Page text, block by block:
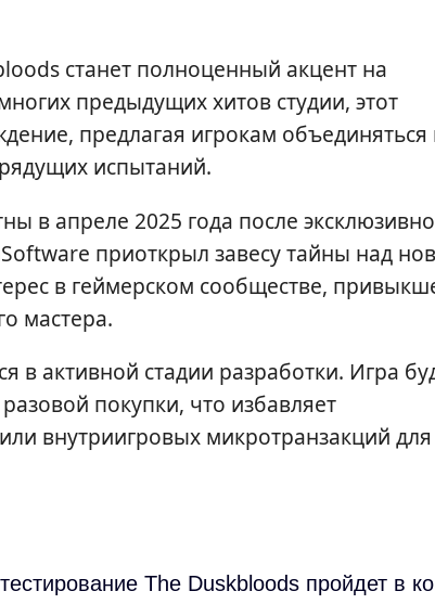
станет полноценный акцент на
предыдущих хитов студии, этот
предлагая игрокам объединяться
испытаний.
в апреле 2025 года после
приоткрыл завесу тайны над
в геймерском сообществе,
мастера.
в активной стадии разработки. Игра
покупки, что избавляет
внутриигровых микротранзакций для
The Duskbloods пройдет в